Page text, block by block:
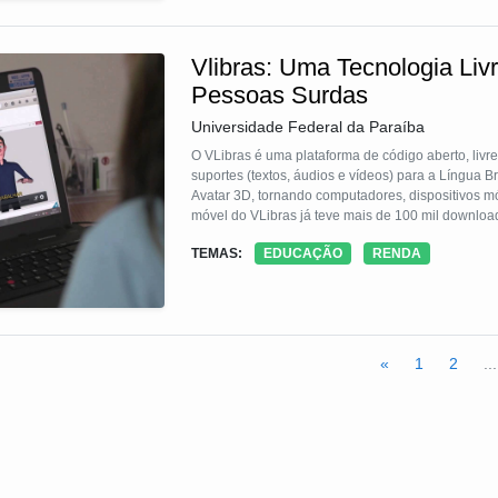
Vlibras: Uma Tecnologia
Pessoas Surdas
Universidade Federal da Paraíba
O VLibras é uma plataforma de código aberto,
suportes (textos, áudios e vídeos) para a Língua
Avatar 3D, tornando computadores, dispositivos
móvel do VLibras já teve mais de 100 mil
TEMAS:
EDUCAÇÃO RENDA
« 1 2